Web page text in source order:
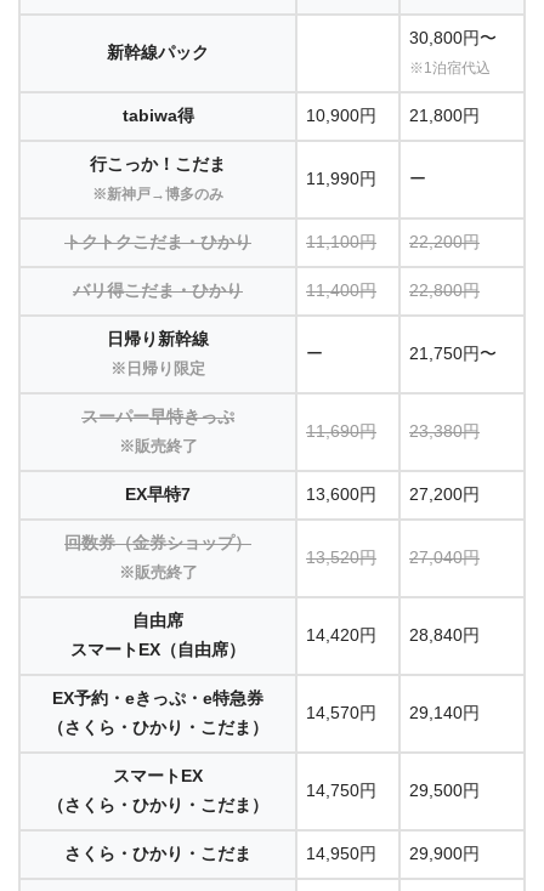
新幹線パック
30,800円〜
※1泊宿代込
tabiwa得 10,900円 21,800円
行こっか！こだま
※新神戸→博多のみ
11,990円 ー
トクトクこだま・ひかり 11,100円 22,200円
バリ得こだま・ひかり 11,400円 22,800円
日帰り新幹線
※日帰り限定
ー 21,750円〜
スーパー早特きっぷ
※販売終了
11,690円 23,380円
EX早特7 13,600円 27,200円
回数券（金券ショップ）
※販売終了
13,520円 27,040円
自由席
スマートEX（自由席）
14,420円 28,840円
EX予約・eきっぷ・e特急券
（さくら・ひかり・こだま）
14,570円 29,140円
スマートEX
（さくら・ひかり・こだま）
14,750円 29,500円
さくら・ひかり・こだま 14,950円 29,900円